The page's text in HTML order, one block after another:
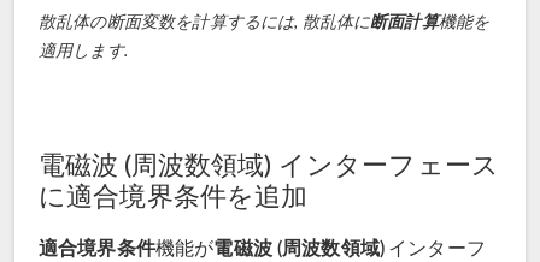
散乱体の断面変数を計算するには, 散乱体に断面計算機能を
適用します.
電磁波 (周波数領域) インターフェース
に適合境界条件を追加
適合境界条件機能が電磁波 (周波数領域) インターフ